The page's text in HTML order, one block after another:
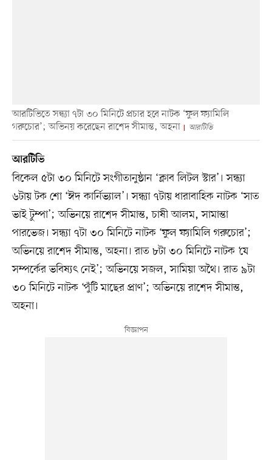
আরটিভিতে সন্ধ্যা ৭টা ৩০ মিনিটে প্রচার হবে নাটক ‘ফুল ফ্যামিলি
গরুচোর’; অভিনয় করেছেন রাশেদ সীমান্ত, অহনা
আরটিভি
আরটিভি
বিকেল ৫টা ৩০ মিনিটে সংগীতানুষ্ঠান ‘ক্লাব লিটল স্টার’। সন্ধ্যা
৬টায় টক শো ‘ঈদ কার্নিভ্যাল’। সন্ধ্যা ৭টায় ধারাবাহিক নাটক ‘সাত
ভাই টুম্পা’; অভিনয়ে রাশেদ সীমান্ত, চাষী আলম, সামান্তা
পারভেজ। সন্ধ্যা ৭টা ৩০ মিনিটে নাটক ‘ফুল ফ্যামিলি গরুচোর’;
অভিনয়ে রাশেদ সীমান্ত, অহনা। রাত ৮টা ৩০ মিনিটে নাটক ‘যে
সম্পর্কের ভবিষ্যৎ নেই’; অভিনয়ে সজল, সামিয়া অথৈ। রাত ৯টা
৩০ মিনিটে নাটক ‘পুঁটি মাছের প্রাণ’; অভিনয়ে রাশেদ সীমান্ত,
অহনা।